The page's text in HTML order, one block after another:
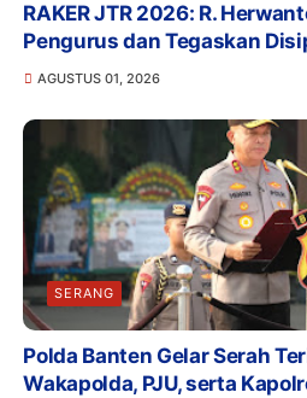
RAKER JTR 2026: R.
Pengurus dan Tegaskan
AGUSTUS 01, 2026
SERANG
Polda Banten Gelar Serah
Wakapolda, PJU, serta